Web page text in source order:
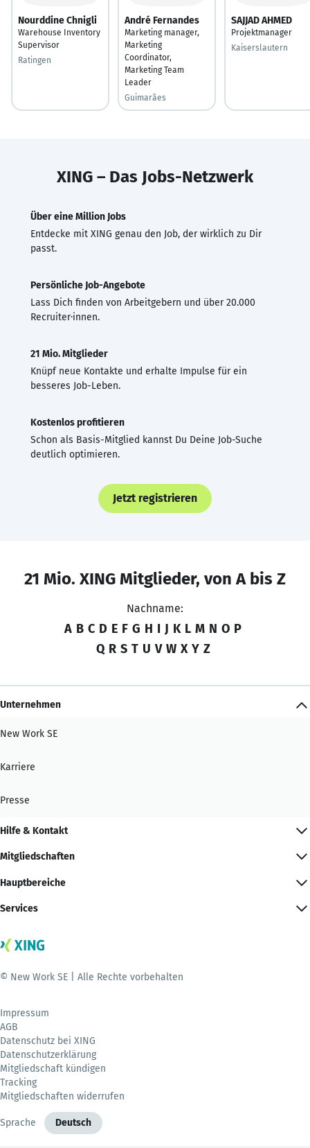
Nourddine Chnigli
Warehouse Inventory
Supervisor
Ratingen
André Fernandes
Marketing manager,
Marketing
Coordinator,
Marketing Team
Leader
Guimarães
SAJJAD AHMED
Projektmanager
Kaiserslautern
XING – Das Jobs-Netzwerk
Über eine Million Jobs
Entdecke mit XING genau den Job, der wirklich zu Dir
passt.
Persönliche Job-Angebote
Lass Dich finden von Arbeitgebern und über 20.000
Recruiter·innen.
21 Mio. Mitglieder
Knüpf neue Kontakte und erhalte Impulse für ein
besseres Job-Leben.
Kostenlos profitieren
Schon als Basis-Mitglied kannst Du Deine Job-Suche
deutlich optimieren.
Jetzt registrieren
21 Mio. XING Mitglieder, von A bis Z
Nachname:
A B C D E F G H I J K L M N O P
Q R S T U V W X Y Z
Unternehmen
New Work SE
Karriere
Presse
Hilfe & Kontakt
Mitgliedschaften
Hauptbereiche
Services
© New Work SE | Alle Rechte vorbehalten
Impressum
AGB
Datenschutz bei XING
Datenschutzerklärung
Mitgliedschaft kündigen
Tracking
Mitgliedschaften widerrufen
Sprache Deutsch